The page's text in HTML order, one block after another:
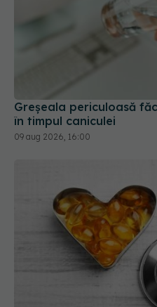
Greșeala periculoasă
în timpul caniculei
09 aug 2026, 16:00